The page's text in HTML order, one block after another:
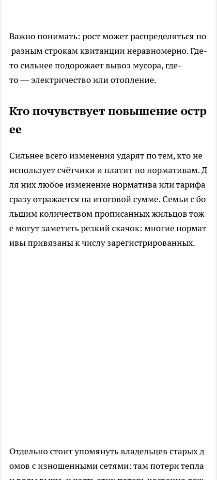
Важно понимать: рост может распределяться по
разным строкам квитанции неравномерно. Где-
то сильнее подорожает вывоз мусора, где-
то — электричество или отопление.
Кто почувствует повышение остр
ее
Сильнее всего изменения ударят по тем, кто не
использует счётчики и платит по нормативам. Д
ля них любое изменение норматива или тарифа
сразу отражается на итоговой сумме. Семьи с бо
льшим количеством прописанных жильцов тож
е могут заметить резкий скачок: многие нормат
ивы привязаны к числу зарегистрированных.
Отдельно стоит упомянуть владельцев старых д
омов с изношенными сетями: там потери тепла